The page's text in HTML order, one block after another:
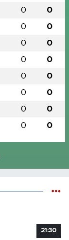
0 0
0 0
0 0
0 0
0 0
0 0
0 0
0 0
21:30